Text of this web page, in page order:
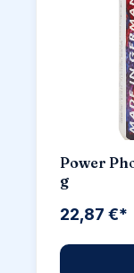
Power
g
22,87 €*